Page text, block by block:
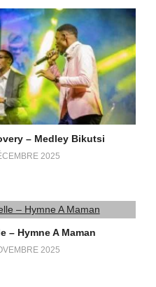
the guy that I am.
the haters can fear
– Medley Bikutsi
2025
– Hymne A Maman
2025